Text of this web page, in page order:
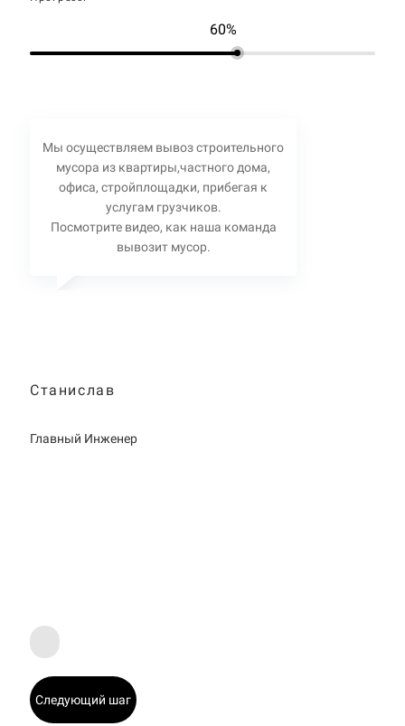
60%
Мы осуществляем вывоз строительного
мусора из квартиры,частного дома,
офиса, стройплощадки, прибегая к
услугам грузчиков.
Посмотрите видео, как наша команда
вывозит мусор.
Станислав
Главный Инженер
Следующий шаг